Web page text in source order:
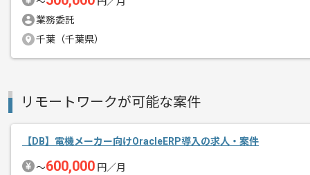
メント業務委託
千葉（千葉県）
リモートワークが可能な案件
【DB】電機メーカー向けOracleERP導入の求人・案件
〜600,000 円／月